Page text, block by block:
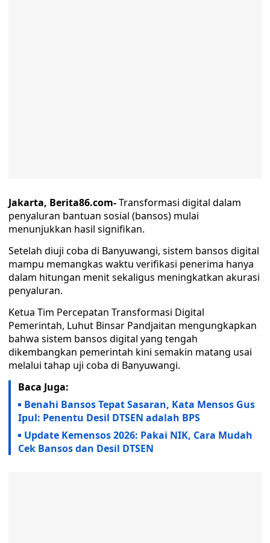
Jakarta, Berita86.com-Transformasi digital dalam
penyaluran bantuan sosial (bansos) mulai
menunjukkan hasil signifikan.
Setelah diuji coba di Banyuwangi, sistem bansos digital
mampu memangkas waktu verifikasi penerima hanya
dalam hitungan menit sekaligus meningkatkan akurasi
penyaluran.
Ketua Tim Percepatan Transformasi Digital
Pemerintah, Luhut Binsar Pandjaitan mengungkapkan
bahwa sistem bansos digital yang tengah
dikembangkan pemerintah kini semakin matang usai
melalui tahap uji coba di Banyuwangi.
Baca Juga:
Benahi Bansos Tepat Sasaran, Kata Mensos Gus
Ipul: Penentu Desil DTSEN adalah BPS
Update Kemensos 2026: Pakai NIK, Cara Mudah
Cek Bansos dan Desil DTSEN